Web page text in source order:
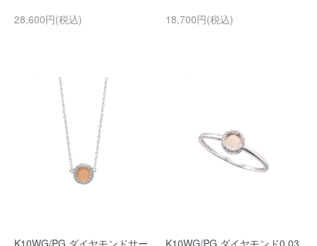
28,600円(税込)
18,700円(税込)
K10WG/PG ダイヤモンドサー
K10WG/PG ダイヤモンド0.03